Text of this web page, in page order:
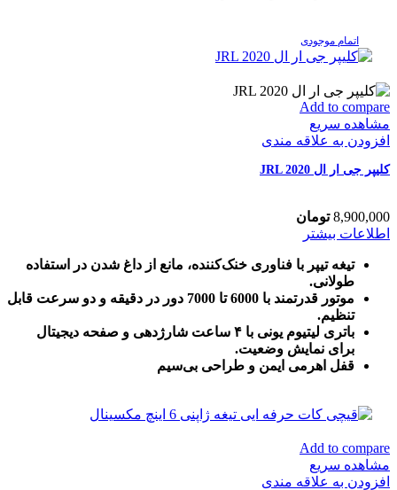
اتمام موجودی
Add to compare
مشاهده سریع
افزودن به علاقه مندی
کلیپر جی ار ال JRL 2020
8,900,000 تومان
اطلاعات بیشتر
تیغه تیپر با فناوری خنک‌کننده، مانع از داغ شدن در استفاده
طولانی.
موتور قدرتمند با 6000 تا 7000 دور در دقیقه و دو سرعت قابل
تنظیم.
باتری لیتیوم یونی با ۴ ساعت شارژدهی و صفحه دیجیتال
برای نمایش وضعیت.
قفل اهرمی ایمن و طراحی بی‌سیم
Add to compare
مشاهده سریع
افزودن به علاقه مندی